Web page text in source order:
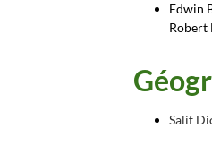
Edwin
Robert
Salif